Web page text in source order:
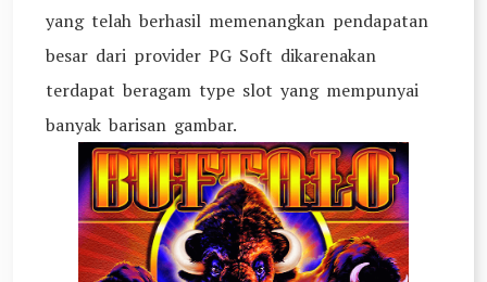
yang telah berhasil memenangkan pendapatan
besar dari provider PG Soft dikarenakan
terdapat beragam type slot yang mempunyai
banyak barisan gambar.